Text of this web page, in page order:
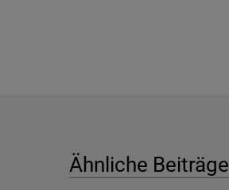
Ähnliche Beiträge